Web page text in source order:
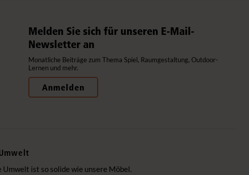
Melden Sie sich für unseren E-Mail-
Newsletter an
Monatliche Beiträge zum Thema Spiel, Raumgestaltung, Outdoor-
Lernen und mehr.
Anmelden
Umwelt ist so solide wie unsere Möbel.